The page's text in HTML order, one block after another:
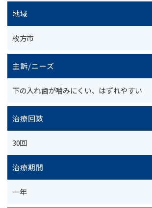
地域
枚方市
主訴/ニーズ
下の入れ歯が噛みにくい、はずれやすい
治療回数
30回
治療期間
一年